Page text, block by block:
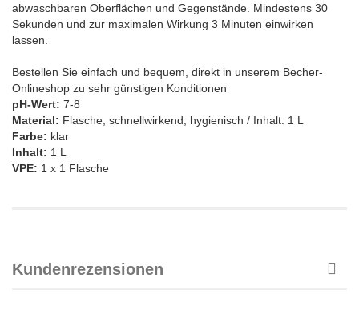
abwaschbaren Oberflächen und Gegenstände. Mindestens 30
Sekunden und zur maximalen Wirkung 3 Minuten einwirken
lassen.
Bestellen Sie einfach und bequem, direkt in unserem Becher-
Onlineshop zu sehr günstigen Konditionen
pH-Wert: 7-8
Material: Flasche, schnellwirkend, hygienisch / Inhalt: 1 L
Farbe: klar
Inhalt: 1 L
VPE: 1 x 1 Flasche
Kundenrezensionen